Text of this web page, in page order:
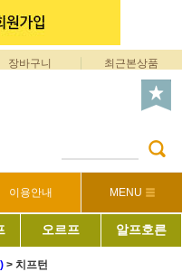
장바구니 최근본상품
이용안내 MENU
오르프 알프호른
> 치프턴